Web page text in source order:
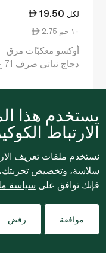
19.50 لكل
2.75 ١٠ جم
أوكسو معكبّات مرق
دجاج نباتي صرف 71 غ
0
يستخدم هذا
الارتباط
نستخدم ملفات تعريف
سلاسة، وتخصيص
فإنك توافق على سياسة
موافقة رفض